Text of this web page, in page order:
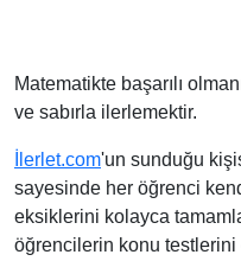
Matematikte başarılı
ve sabırla ilerlemektir.
İlerlet.com'un sunduğu
sayesinde her öğrenci
eksiklerini kolayca
öğrencilerin konu